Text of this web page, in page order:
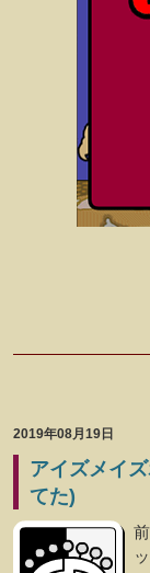
2019年08月19日
アイズメイ
てた)